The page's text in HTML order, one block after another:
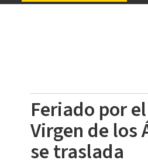
Feriado por
Virgen de los
se traslada